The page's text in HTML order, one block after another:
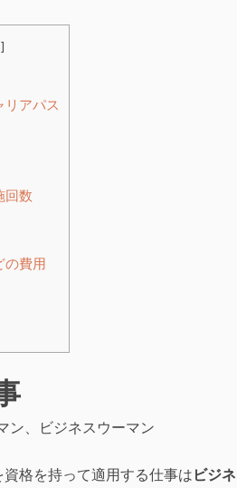
]
リアパス
回数
の費用
資格を持って適用する仕事は ビジ